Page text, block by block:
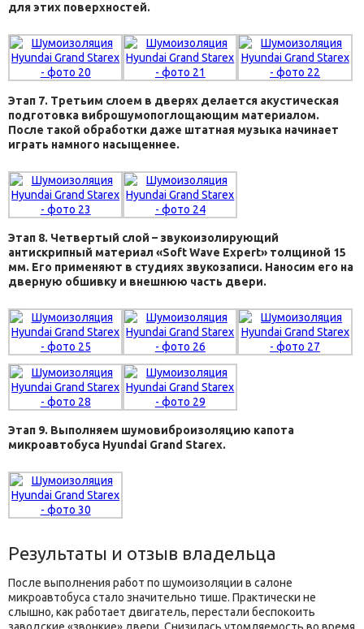
для этих поверхностей.
Этап 7. Третьим слоем в дверях делается акустическая
подготовка виброшумопоглощающим материалом.
После такой обработки даже штатная музыка начинает
играть намного насыщеннее.
Этап 8. Четвертый слой – звукоизолирующий
антискрипный материал «Soft Wave Expert» толщиной 15
мм. Его применяют в студиях звукозаписи. Наносим его на
дверную обшивку и внешнюю часть двери.
Этап 9. Выполняем шумовиброизоляцию капота
микроавтобуса Hyundai Grand Starex.
Результаты и отзыв владельца
После выполнения работ по шумоизоляции в салоне
микроавтобуса стало значительно тише. Практически не
слышно, как работает двигатель, перестали беспокоить